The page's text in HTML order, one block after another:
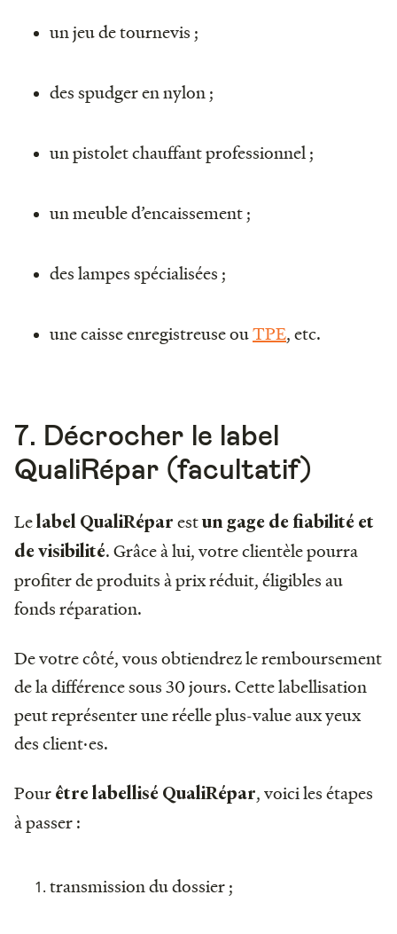
un jeu de tournevis ;
des spudger en nylon ;
un pistolet chauffant professionnel ;
un meuble d’encaissement ;
des lampes spécialisées ;
une caisse enregistreuse ouTPE, etc.
7. Décrocher le label
QualiRépar (facultatif)
Lelabel QualiRépar estun gage de fiabilité et
de visibilité. Grâce à lui, votre clientèle pourra
profiter de produits à prix réduit, éligibles au
fonds réparation.
De votre côté, vous obtiendrez le remboursement
de la différence sous 30 jours. Cette labellisation
peut représenter une réelle plus-value aux yeux
des client·es.
Pour être labellisé QualiRépar, voici les étapes
à passer :
transmission du dossier ;